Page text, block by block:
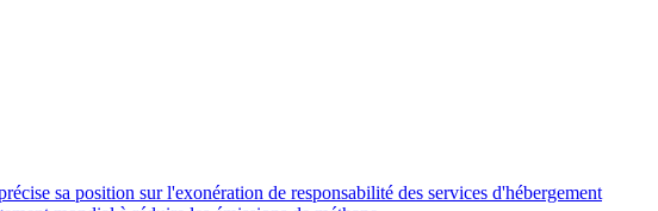
sa position sur l'exonération de responsabilité des services d'hébergement